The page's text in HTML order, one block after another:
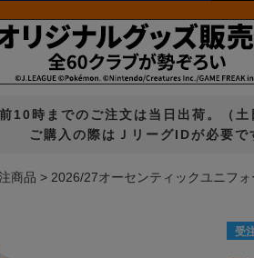
10時までのご注文は当日出荷。（土
ご購入の際はＪリーグIDが必要で
商品 2026/27オーセンティックユニフォ
受